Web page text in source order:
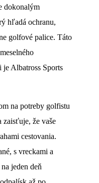
dokonalým
hľadá ochranu,
golfové palice. Táto
Albatross Sports
na potreby golfistu
zaisťuje, že vaše
cestovania.
s vreckami a
jeden deň